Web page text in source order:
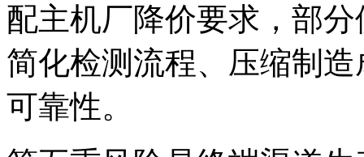
配主机厂降价要求，部
简化检测流程、压缩制
可靠性。